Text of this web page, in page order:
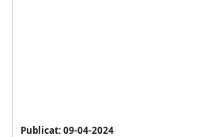
Publicat: 09-04-2024